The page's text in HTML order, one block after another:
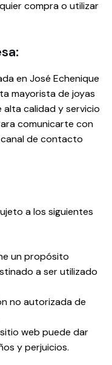
compra o utilizar
en José Echenique
mayorista de joyas
calidad y servicio
comunicarte con
de contacto
a los siguientes
un propósito
a ser utilizado
no autorizada de
web puede dar
y perjuicios.